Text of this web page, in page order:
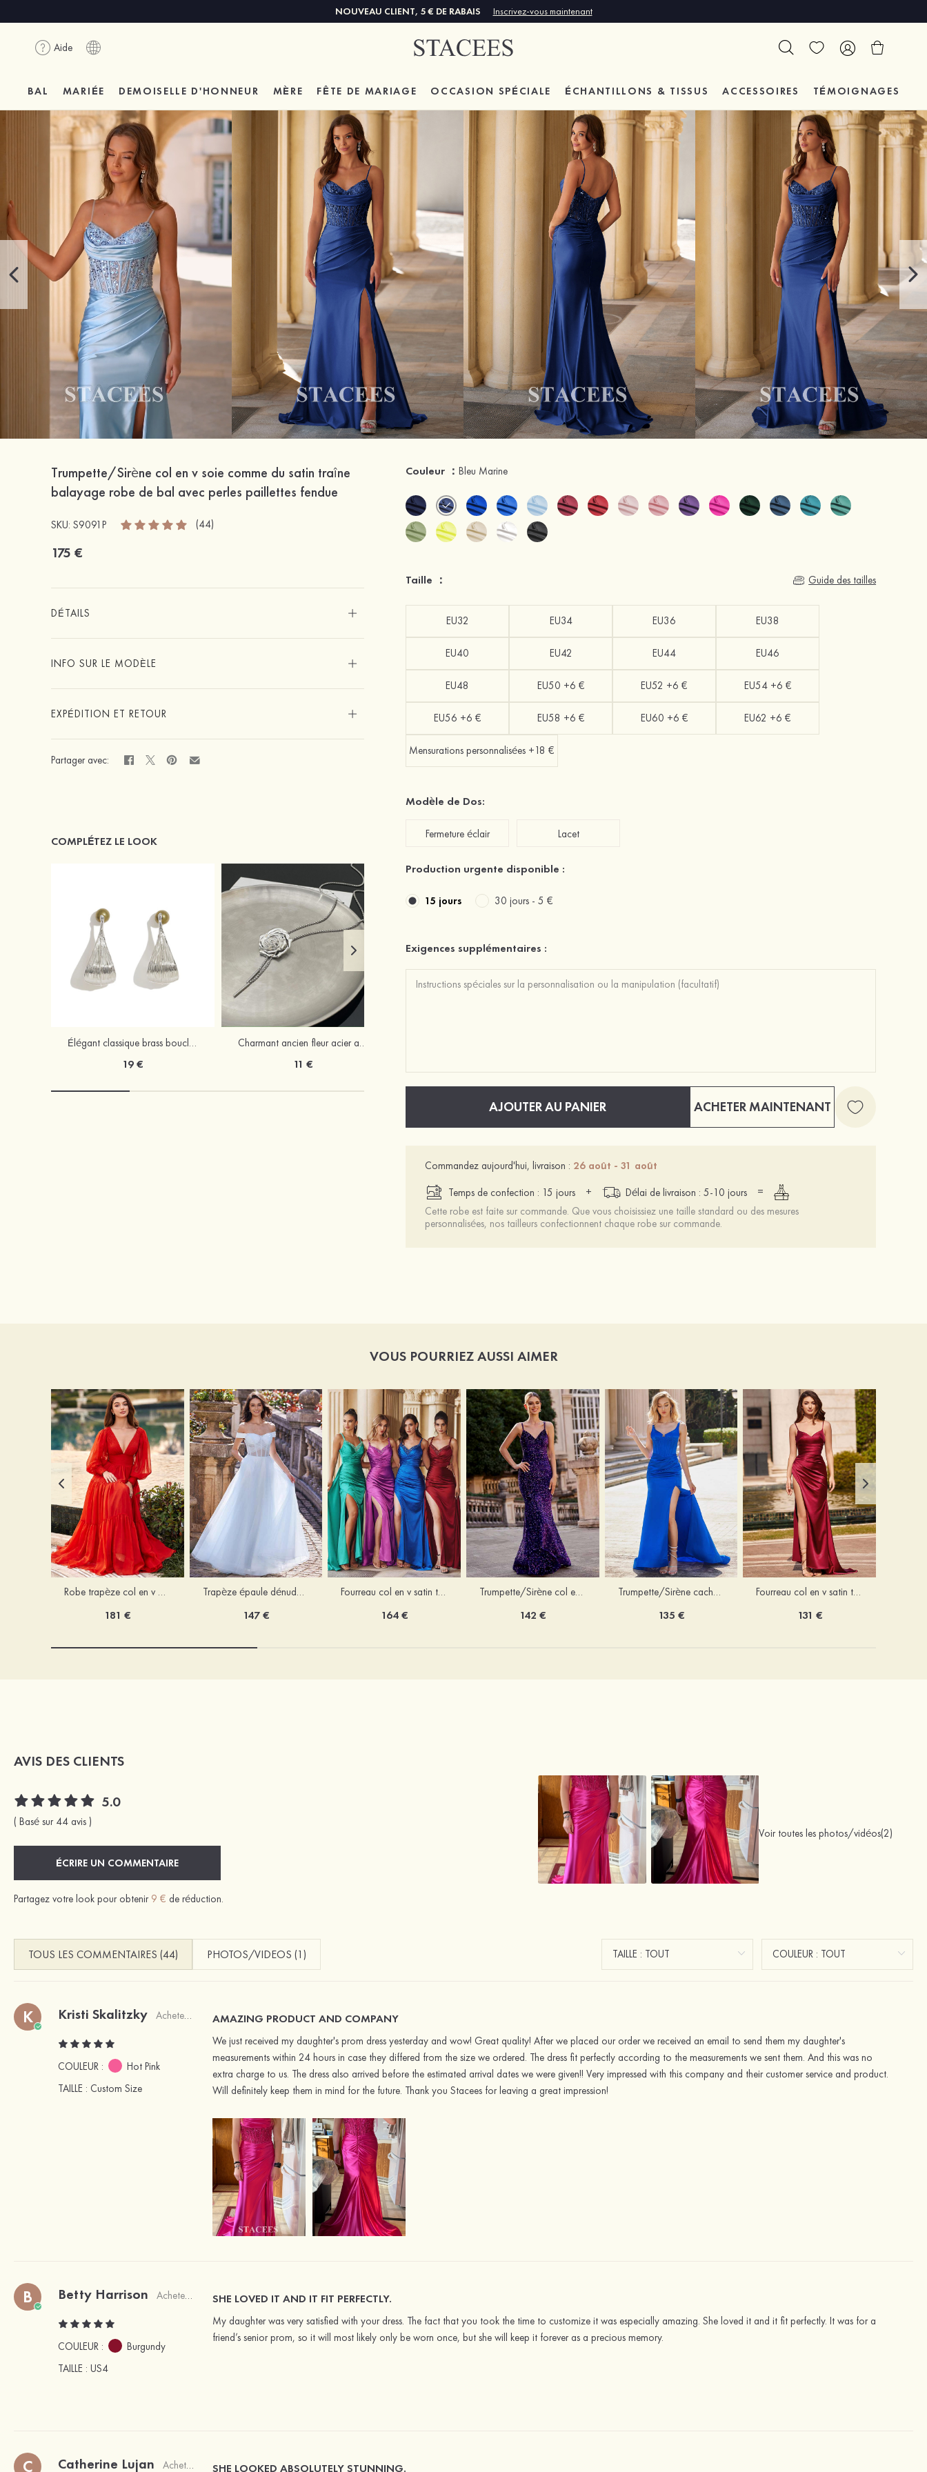
NOUVEAU CLIENT, 5 € DE RABAIS Inscrivez-vous maintenant
Aide
BAL MARIÉE DEMOISELLE D'HONNEUR MÈRE FÊTE DE MARIAGE OCCASION SPÉCIALE ÉCHANTILLONS & TISSUS ACCESSOIRES TÉMOIGNAGES
Trumpette/Sirène col en v soie comme du satin traîne
balayage robe de bal avec perles paillettes fendue
SKU: S9091P (44)
175 €
DÉTAILS
INFO SUR LE MODÈLE
EXPÉDITION ET RETOUR
Partager avec:
COMPLÉTEZ LE LOOK
Élégant classique brass boucles d'oreilles
19 €
Charmant ancien fleur acier au titane alliage colliers
11 €
Couleur ：Bleu Marine
Taille ： Guide des tailles
EU32 EU34 EU36 EU38
EU40 EU42 EU44 EU46
EU48 EU50 +6 € EU52 +6 € EU54 +6 €
EU56 +6 € EU58 +6 € EU60 +6 € EU62 +6 €
Mensurations personnalisées +18 €
Modèle de Dos:
Fermeture éclair Lacet
Production urgente disponible :
15 jours 30 jours -5 €
Exigences supplémentaires :
AJOUTER AU PANIER ACHETER MAINTENANT
Commandez aujourd'hui, livraison : 26 août - 31 août
Temps de confection : 15 jours
+ Délai de livraison : 5-10 jours
=
Cette robe est faite sur commande. Que vous choisissiez une taille standard ou des mesures
personnalisées, nos tailleurs confectionnent chaque robe sur commande.
VOUS POURRIEZ AUSSI AIMER
Robe trapèze col en v mousseline ras du sol robe de bal
181 €
Trapèze épaule dénudée tulle ras du sol robe de bal
147 €
Fourreau col en v satin traîne balayage robe de bal
164 €
Trumpette/Sirène col en v velours paillettes traîne balayage robe de bal
142 €
Trumpette/Sirène cache coeur charmeuse traîne balayage robe de bal
135 €
Fourreau col en v satin traîne balayage robe de bal
131 €
AVIS DES CLIENTS
5.0
( Basé sur 44 avis )
ÉCRIRE UN COMMENTAIRE
Partagez votre look pour obtenir 9 € de réduction.
Voir toutes les photos/vidéos(2)
TOUS LES COMMENTAIRES (44) PHOTOS/VIDEOS (1)
K Kristi Skalitzky Acheteur vérifié
COULEUR :
Hot Pink
TAILLE : Custom Size
AMAZING PRODUCT AND COMPANY
We just received my daughter's prom dress yesterday and wow! Great quality! After we placed our order we received an email to send them my daughter's
measurements within 24 hours in case they differed from the size we ordered. The dress fit perfectly according to the measurements we sent them. And this was no
extra charge to us. The dress also arrived before the estimated arrival dates we were given!! Very impressed with this company and their customer service and product.
Will definitely keep them in mind for the future. Thank you Stacees for leaving a great impression!
B Betty Harrison Acheteur vérifié
COULEUR :
Burgundy
TAILLE : US4
SHE LOVED IT AND IT FIT PERFECTLY.
My daughter was very satisfied with your dress. The fact that you took the time to customize it was especially amazing. She loved it and it fit perfectly. It was for a
friend’s senior prom, so it will most likely only be worn once, but she will keep it forever as a precious memory.
C Catherine Lujan Acheteur vérifié SHE LOOKED ABSOLUTELY STUNNING.